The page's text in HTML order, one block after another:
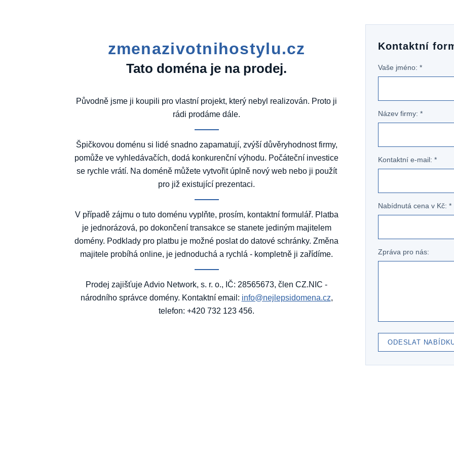
zmenazivotnihostylu.cz
Tato doména je na prodej.
Původně jsme ji koupili pro vlastní projekt, který nebyl realizován. Proto ji
rádi prodáme dále.
Špičkovou doménu si lidé snadno zapamatují, zvýší důvěryhodnost firmy,
pomůže ve vyhledávačích, dodá konkurenční výhodu. Počáteční investice
se rychle vrátí. Na doméně můžete vytvořit úplně nový web nebo ji použít
pro již existující prezentaci.
V případě zájmu o tuto doménu vyplňte, prosím, kontaktní formulář. Platba
je jednorázová, po dokončení transakce se stanete jediným majitelem
domény. Podklady pro platbu je možné poslat do datové schránky. Změna
majitele probíhá online, je jednoduchá a rychlá - kompletně ji zařídíme.
Prodej zajišťuje Advio Network, s. r. o., IČ: 28565673, člen CZ.NIC -
národního správce domény. Kontaktní email: info@nejlepsidomena.cz,
telefon: +420 732 123 456.
Kontaktní
Vaše jméno: *
Název firmy: *
Kontaktní e-mail: *
Nabídnutá cena v Kč: *
Zpráva pro nás:
ODESLAT